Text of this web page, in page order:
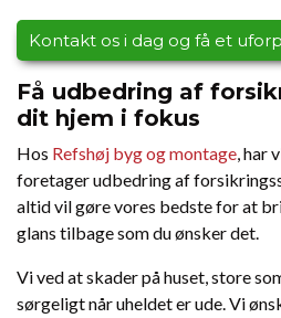
Kontakt os i dag og få et
Få udbedring af
dit hjem i fokus
Hos Refshøj byg og montage, har
foretager udbedring af
altid vil gøre vores bedste for at
glans tilbage som du ønsker det.
Vi ved at skader på huset, store
sørgeligt når uheldet er ude. Vi